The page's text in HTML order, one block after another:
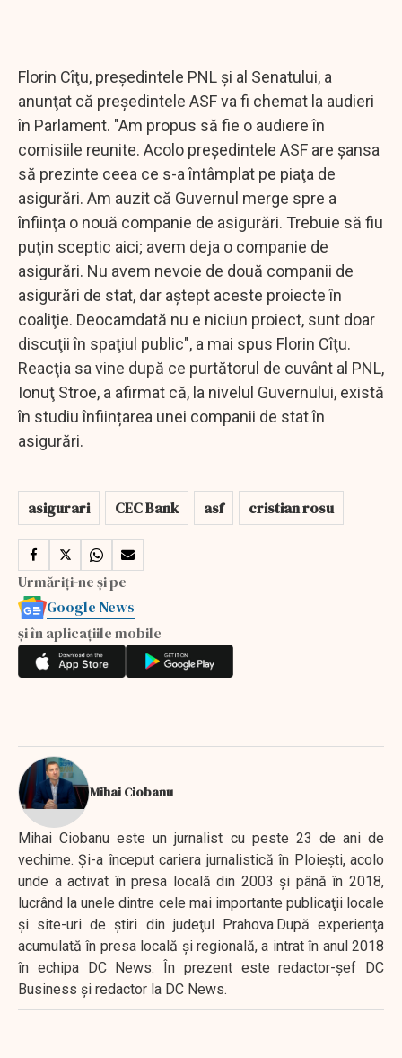
Florin Cîţu, preşedintele PNL şi al Senatului, a
anunţat că preşedintele ASF va fi chemat la audieri
în Parlament. "Am propus să fie o audiere în
comisiile reunite. Acolo preşedintele ASF are şansa
să prezinte ceea ce s-a întâmplat pe piaţa de
asigurări. Am auzit că Guvernul merge spre a
înfiinţa o nouă companie de asigurări. Trebuie să fiu
puţin sceptic aici; avem deja o companie de
asigurări. Nu avem nevoie de două companii de
asigurări de stat, dar aştept aceste proiecte în
coaliţie. Deocamdată nu e niciun proiect, sunt doar
discuţii în spaţiul public", a mai spus Florin Cîţu.
Reacţia sa vine după ce purtătorul de cuvânt al PNL,
Ionuţ Stroe, a afirmat că, la nivelul Guvernului, există
în studiu înființarea unei companii de stat în
asigurări.
asigurari CEC Bank asf cristian rosu
Urmăriți-ne și pe
Google News
și în aplicațiile mobile
Mihai Ciobanu
Mihai Ciobanu este un jurnalist cu peste 23 de ani de
vechime. Şi-a început cariera jurnalistică în Ploieşti, acolo
unde a activat în presa locală din 2003 şi până în 2018,
lucrând la unele dintre cele mai importante publicaţii locale
şi site-uri de ştiri din judeţul Prahova.După experienţa
acumulată în presa locală şi regională, a intrat în anul 2018
în echipa DC News. În prezent este redactor-şef DC
Business şi redactor la DC News.